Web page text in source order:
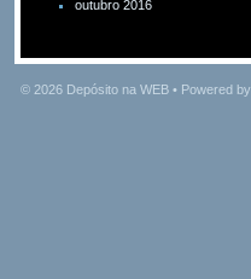
outubro 2016
© 2026 Depósito na WEB • Powered by